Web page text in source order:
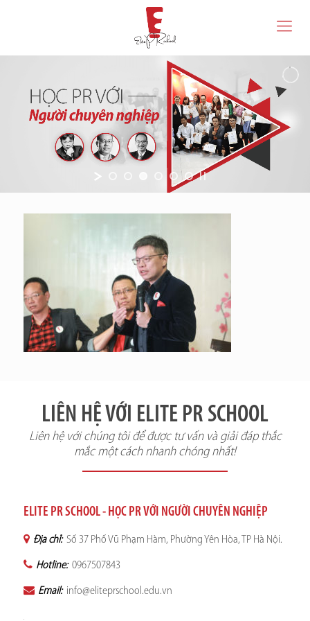
LIÊN HỆ VỚI ELITE PR SCHOOL
Liên hệ với chúng tôi để được tư vấn và giải đáp thắc
mắc một cách nhanh chóng nhất!
ELITE PR SCHOOL - HỌC PR VỚI NGƯỜI CHUYÊN NGHIỆP
Địa chỉ: Số 37 Phố Vũ Phạm Hàm, Phường Yên Hòa, TP Hà Nội.
Hotline: 0967507843
Email: info@eliteprschool.edu.vn